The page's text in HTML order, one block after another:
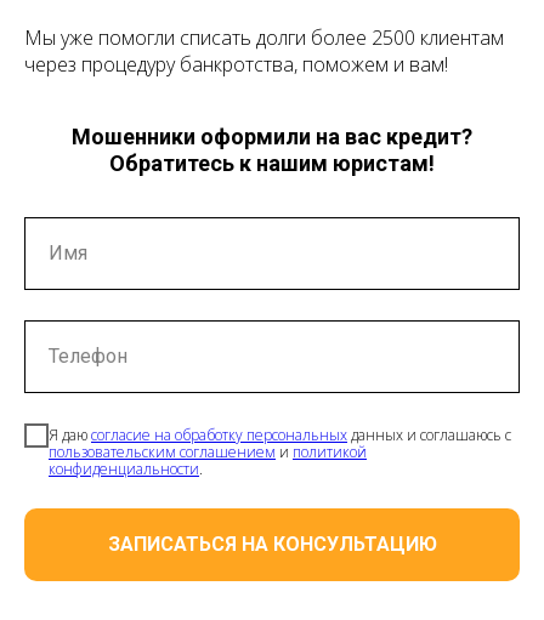
Мы уже помогли списать долги более 2500 клиентам
через процедуру банкротства, поможем и вам!
Мошенники оформили на вас кредит?
Обратитесь к нашим юристам!
Имя
Телефон
Я даюсогласие на обработку персональныхданных и соглашаюсь с
пользовательским соглашением и политикой
конфиденциальности.
ЗАПИСАТЬСЯ НА КОНСУЛЬТАЦИЮ